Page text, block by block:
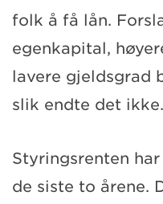
folk å få lån.
egenkapital,
lavere gjeldsgrad
slik endte det ikke.
Styringsrenten
de siste to årene.